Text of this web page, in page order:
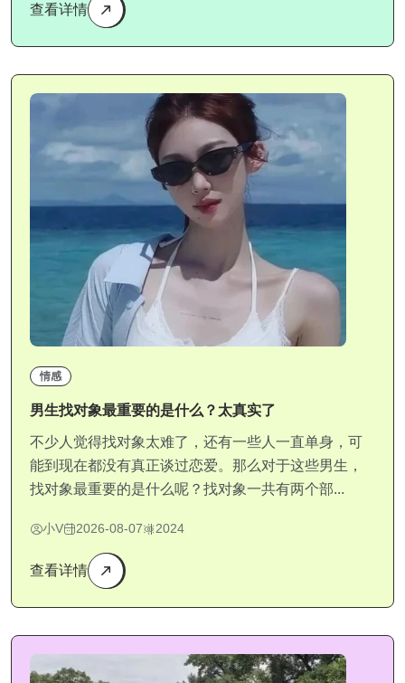
查看详情
情感
男生找对象最重要的是什么？太真实了
不少人觉得找对象太难了，还有一些人一直单身，可
能到现在都没有真正谈过恋爱。那么对于这些男生，
找对象最重要的是什么呢？找对象一共有两个部...
小V 2026-08-07 2024
查看详情